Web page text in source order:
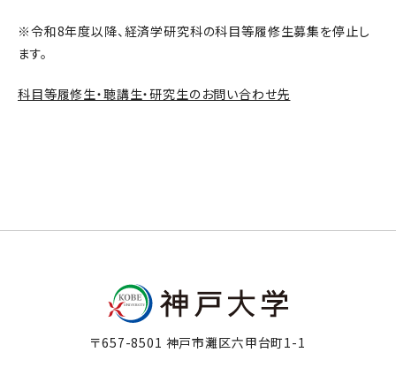
※令和8年度以降、経済学研究科の科目等履修生募集を停止し
ます。
科目等履修生・聴講生・研究生のお問い合わせ先
〒657-8501 神戸市灘区六甲台町1-1